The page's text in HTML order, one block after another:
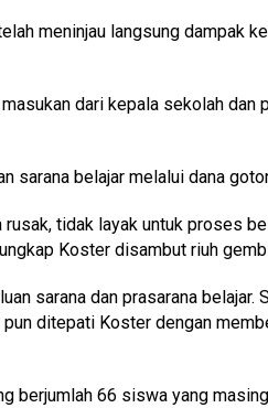
meninjau langsung dampak
dari kepala sekolah
sarana belajar melalui dana
tidak layak untuk proses
Koster disambut riuh
sarana dan prasarana
ditepati Koster dengan
berjumlah 66 siswa yang